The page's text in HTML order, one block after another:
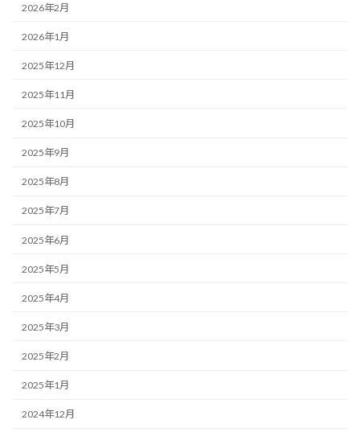
2026年2月
2026年1月
2025年12月
2025年11月
2025年10月
2025年9月
2025年8月
2025年7月
2025年6月
2025年5月
2025年4月
2025年3月
2025年2月
2025年1月
2024年12月